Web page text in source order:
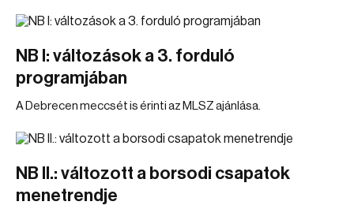
NB I: változások a 3. forduló
programjában
A Debrecen meccsét is érinti az MLSZ ajánlása.
NB II.: változott a borsodi csapatok
menetrendje